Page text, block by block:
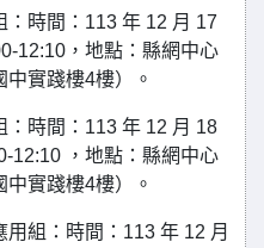
：時間：113 年 12 月 17
12:10，地點：縣網中心
實踐樓4樓）。
：時間：113 年 12 月 18
12:10 ，地點：縣網中心
實踐樓4樓）。
用組：時間：113 年 12 月